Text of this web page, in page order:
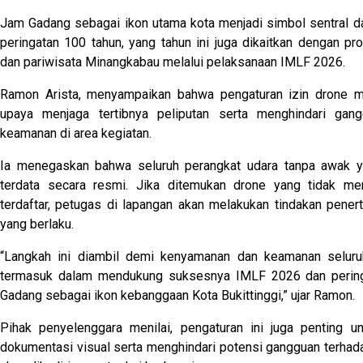
Jam Gadang sebagai ikon utama kota menjadi simbol sentral
peringatan 100 tahun, yang tahun ini juga dikaitkan dengan
dan pariwisata Minangkabau melalui pelaksanaan IMLF 2026.
Ramon Arista, menyampaikan bahwa pengaturan izin drone
upaya menjaga tertibnya peliputan serta menghindari
keamanan di area kegiatan.
Ia menegaskan bahwa seluruh perangkat udara tanpa awak
terdata secara resmi. Jika ditemukan drone yang tidak
terdaftar, petugas di lapangan akan melakukan tindakan
yang berlaku.
“Langkah ini diambil demi kenyamanan dan keamanan
termasuk dalam mendukung suksesnya IMLF 2026 dan
Gadang sebagai ikon kebanggaan Kota Bukittinggi,” ujar Ramon.
Pihak penyelenggara menilai, pengaturan ini juga penting
dokumentasi visual serta menghindari potensi gangguan